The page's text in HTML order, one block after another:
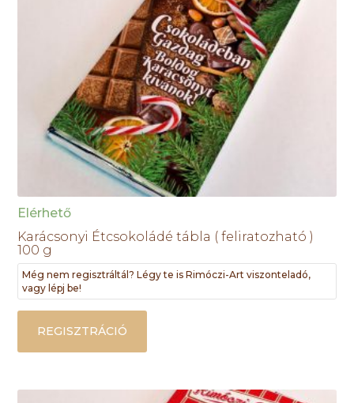
Elérhető
Karácsonyi Étcsokoládé tábla ( feliratozható )
100 g
Még nem regisztráltál? Légy te is Rimóczi-Art viszonteladó,
vagy lépj be!
REGISZTRÁCIÓ